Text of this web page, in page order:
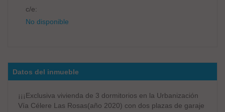
c/e:
No disponible
Datos del inmueble
¡¡¡Exclusiva vivienda de 3 dormitorios en la Urbanización
Vía Célere Las Rosas(año 2020) con dos plazas de garaje